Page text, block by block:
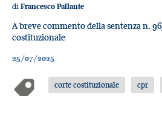
di Francesco Pallante
A breve commento della sentenza n.
costituzionale
25/07/2025
corte costituzionale cpr